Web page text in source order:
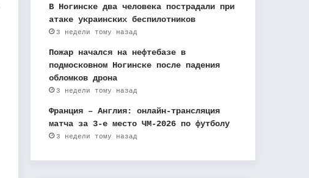
В Ногинске два человека пострадали при
атаке украинских беспилотников
3 недели тому назад
Пожар начался на нефтебазе в
подмосковном Ногинске после падения
обломков дрона
3 недели тому назад
Франция – Англия: онлайн-трансляция
матча за 3-е место ЧМ-2026 по футболу
3 недели тому назад